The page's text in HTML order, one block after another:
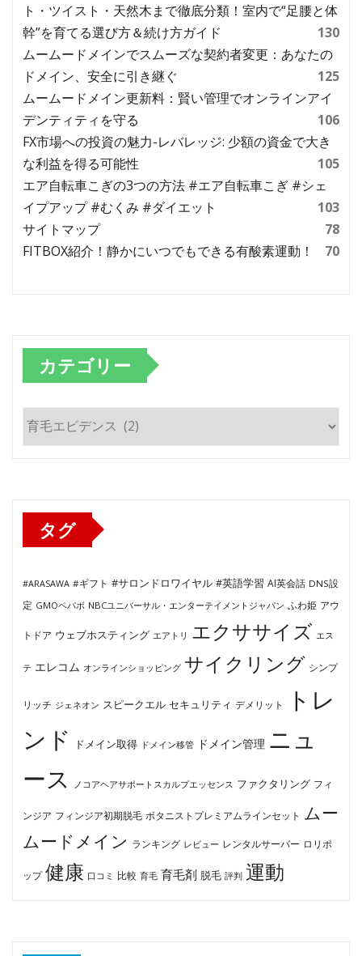
ト・ツイスト・天然木まで徹底分類！室内で“足腰と体
幹”を育てる選び方＆続け方ガイド
130
ムームードメインでスムーズな契約者変更：あなたの
ドメイン、安全に引き継ぐ
125
ムームードメイン更新料：賢い管理でオンラインアイ
デンティティを守る
106
FX市場への投資の魅力-レバレッジ: 少額の資金で大き
な利益を得る可能性
105
エア自転車こぎの3つの方法 #エア自転車こぎ #シェ
イプアップ #むくみ #ダイエット
103
サイトマップ
78
FITBOX紹介！静かにいつでもできる有酸素運動！
70
カテゴリー
カ
タグ
#ARASAWA #ギフト #サロンドロワイヤル #英語学習 AI英会話 DNS設
定 GMOペパボ NBCユニバーサル・エンターテイメントジャパン ふわ姫 アウ
トドア ウェブホスティング エアトリ エクササイズ エス
テ エレコム オンラインショッピング サイクリング シンプ
リッチ ジェネオン スピークエル セキュリティ デメリット
トレ
ンド
ドメイン取得 ドメイン移管 ドメイン管理 ニュ
ース
ノコアヘアサポートスカルプエッセンス ファクタリング フィ
ンジア フィンジア初期脱毛 ボタニストプレミアムラインセット ムー
ムードメイン ランキング レビュー レンタルサーバー ロリポ
ップ 健康 口コミ 比較 育毛 育毛剤 脱毛 評判 運動